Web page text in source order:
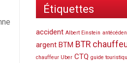
Étiquettes
accident Albert Einstein
argent BTM BTR
chauffeur Uber CTQ guide